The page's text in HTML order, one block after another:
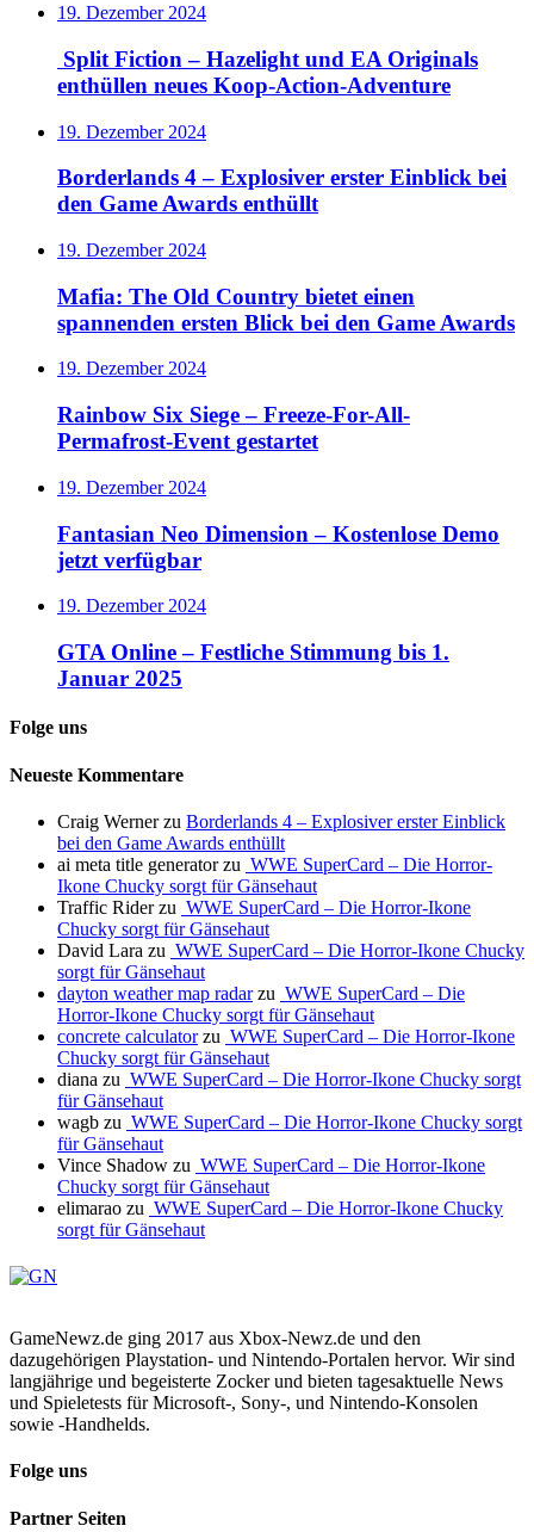
19. Dezember 2024
Split Fiction – Hazelight und EA Originals
enthüllen neues Koop-Action-Adventure
19. Dezember 2024
Borderlands 4 – Explosiver erster Einblick bei
den Game Awards enthüllt
19. Dezember 2024
Mafia: The Old Country bietet einen
spannenden ersten Blick bei den Game Awards
19. Dezember 2024
Rainbow Six Siege – Freeze-For-All-
Permafrost-Event gestartet
19. Dezember 2024
Fantasian Neo Dimension – Kostenlose Demo
jetzt verfügbar
19. Dezember 2024
GTA Online – Festliche Stimmung bis 1.
Januar 2025
Folge uns
Neueste Kommentare
Craig Wernerzu Borderlands 4 – Explosiver erster Einblick
bei den Game Awards enthüllt
ai meta title generatorzu WWE SuperCard – Die Horror-
Ikone Chucky sorgt für Gänsehaut
Traffic Riderzu WWE SuperCard – Die Horror-Ikone
Chucky sorgt für Gänsehaut
David Lara zu WWE SuperCard – Die Horror-Ikone Chucky
sorgt für Gänsehaut
dayton weather map radarzu WWE SuperCard – Die
Horror-Ikone Chucky sorgt für Gänsehaut
concrete calculatorzu WWE SuperCard – Die Horror-Ikone
Chucky sorgt für Gänsehaut
diana zu WWE SuperCard – Die Horror-Ikone Chucky sorgt
für Gänsehaut
wagb zu WWE SuperCard – Die Horror-Ikone Chucky sorgt
für Gänsehaut
Vince Shadow zu WWE SuperCard – Die Horror-Ikone
Chucky sorgt für Gänsehaut
elimarao zu WWE SuperCard – Die Horror-Ikone Chucky
sorgt für Gänsehaut
GameNewz.de ging 2017 aus Xbox-Newz.de und den
dazugehörigen Playstation- und Nintendo-Portalen hervor. Wir sind
langjährige und begeisterte Zocker und bieten tagesaktuelle News
und Spieletests für Microsoft-, Sony-, und Nintendo-Konsolen
sowie -Handhelds.
Folge uns
Partner Seiten